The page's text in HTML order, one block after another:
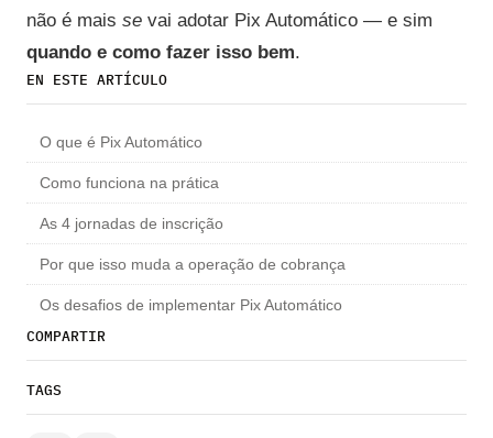
EN ESTE ARTÍCULO
O que é Pix Automático
Como funciona na prática
As 4 jornadas de inscrição
Por que isso muda a operação de cobrança
Os desafios de implementar Pix Automático
COMPARTIR
TAGS
não é mais se vai adotar Pix Automático — e sim
quando e como fazer isso bem.